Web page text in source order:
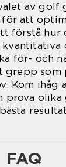
av golf
att
förstå hur
för- och
som
Kom ihåg
prova
FAQ